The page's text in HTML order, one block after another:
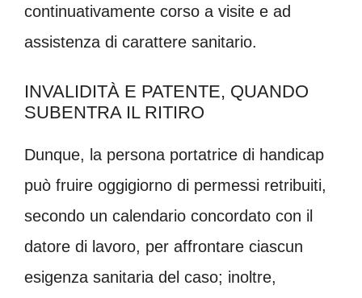
continuativamente corso a visite e ad
assistenza di carattere sanitario.
INVALIDITÀ E PATENTE, QUANDO
SUBENTRA IL RITIRO
Dunque, la persona portatrice di handicap
può fruire oggigiorno di permessi retribuiti,
secondo un calendario concordato con il
datore di lavoro, per affrontare ciascun
esigenza sanitaria del caso; inoltre,